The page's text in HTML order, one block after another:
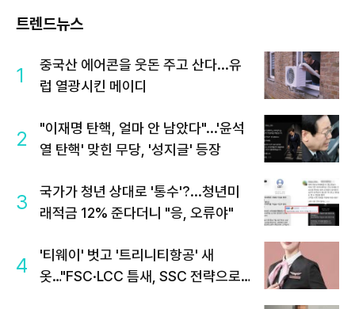
트렌드뉴스
1
중국산 에어콘을 웃돈 주고 산다...유
럽 열광시킨 메이디
2
"이재명 탄핵, 얼마 안 남았다"...'윤석
열 탄핵' 맞힌 무당, '성지글' 등장
3
국가가 청년 상대로 '통수'?...청년미
래적금 12% 준다더니 "응, 오류야"
4
'티웨이' 벗고 '트리니티항공' 새
옷…"FSC·LCC 틈새, SSC 전략으로